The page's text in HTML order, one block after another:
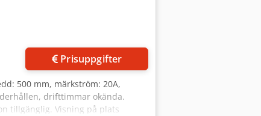
Prisuppgifter
500 mm, märkström: 20A,
drifttimmar okända.
tillgänglig. Visning på plats